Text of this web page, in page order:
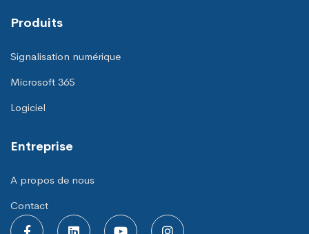
Produits
Signalisation numérique
Microsoft 365
Logiciel
Entreprise
A propos de nous
Contact